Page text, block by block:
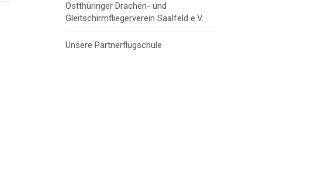
Ostthüringer Drachen- und
Gleitschirmfliegerverein Saalfeld e.V.
Unsere Partnerflugschule